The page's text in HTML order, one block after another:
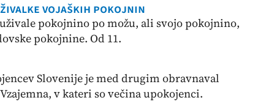
vojaških pokojnin
pokojnino po možu, ali svojo pokojnino,
pokojnine. Od 11.
Slovenije je med drugim obravnaval
v kateri so večina upokojenci.